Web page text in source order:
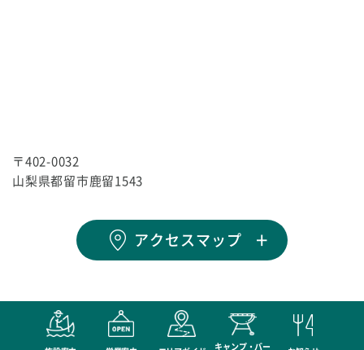
〒402-0032
山梨県都留市鹿留1543
アクセスマップ
キャンプ・バー